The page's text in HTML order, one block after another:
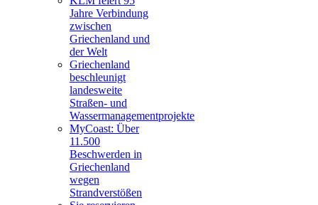
Jahre Verbindung
zwischen
Griechenland und
der Welt
Griechenland
beschleunigt
landesweite
Straßen- und
Wassermanagementprojekte
MyCoast: Über
11.500
Beschwerden in
Griechenland
wegen
Strandverstößen